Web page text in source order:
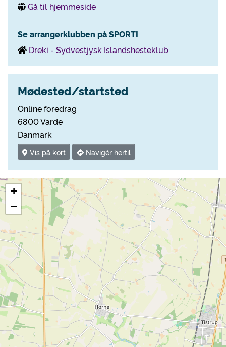
Gå til hjemmeside
Se arrangørklubben på SPORTI
Dreki - Sydvestjysk Islandshesteklub
Mødested/startsted
Online foredrag
6800 Varde
Danmark
Vis på kort Navigér hertil
+
−